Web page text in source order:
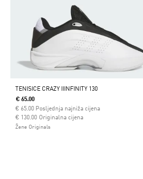
TENISICE CRAZY IIINFINITY 130
€ 65.00
€ 65.00 Posljednja najniža cijena
Originalna cijena
Cijena umanjena od
€ 130.00za
Žene Originals